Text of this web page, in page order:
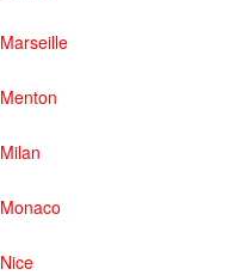
Marseille
Menton
Milan
Monaco
Nice